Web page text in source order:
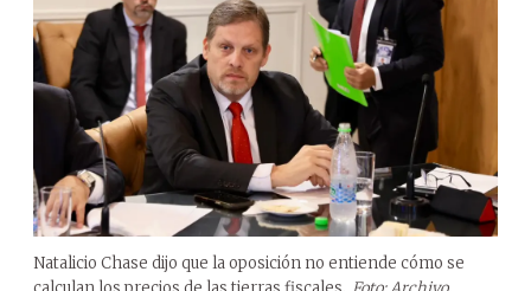
Natalicio Chase dijo que la oposición no entiende cómo se